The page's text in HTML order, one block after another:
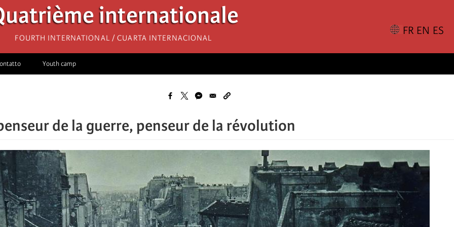
internationale
Fourth International / Cuarta Internacional
Youth camp
de la guerre, penseur de la révolution